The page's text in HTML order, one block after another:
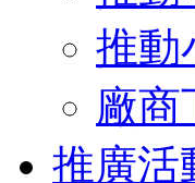
推動
廠商
推廣活